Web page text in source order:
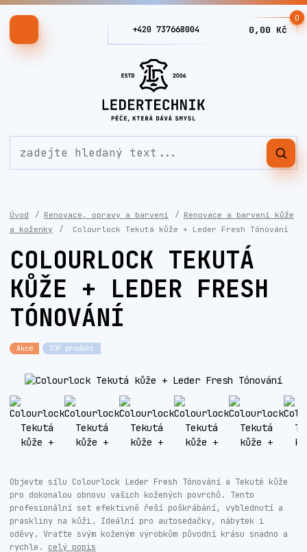
+420 737668004
0
0,00 Kč
Úvod Renovace, opravy a barvení
Renovace a barvení kůže
a koženky
Colourlock Tekutá kůže + Leder Fresh Tónování
COLOURLOCK TEKUTÁ
KŮŽE + LEDER FRESH
TÓNOVÁNÍ
Akce TOP produkt
Objevte sílu Colourlock Leder Fresh Tónování a Tekuté kůže
pro dokonalou obnovu vašich kožených povrchů. Tento
profesionální set efektivně řeší poškrábání, vyblednutí a
praskliny na kůži. Ideální pro autosedačky, nábytek i
oděvy. Vraťte svým koženým výrobkům původní krásu snadno a
rychle. celý popis